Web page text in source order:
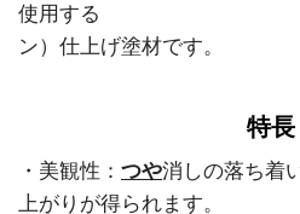
使用する 薄
ン）仕上げ塗材です。
特長
・美観性： つや消しの落ち着
上がりが得られます。